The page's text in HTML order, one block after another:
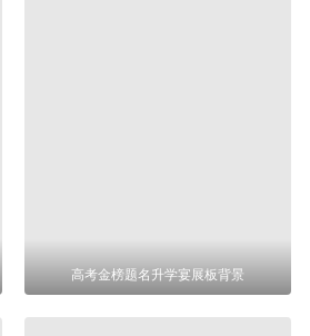
高考金榜题名升学宴展板背景